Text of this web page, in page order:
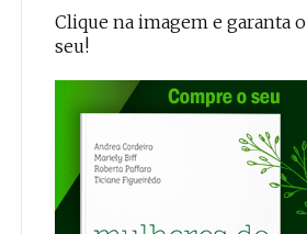
Clique na imagem e garanta o
seu!